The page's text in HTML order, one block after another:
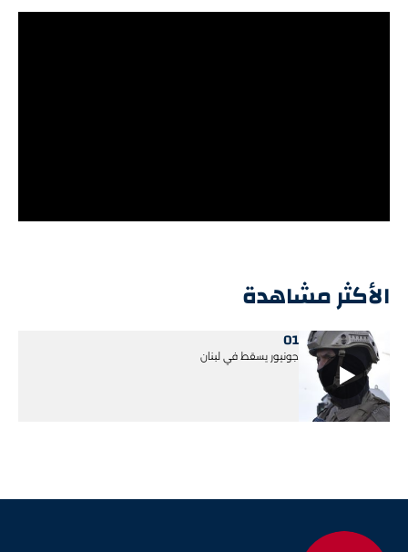
الأكثر مشاهدة
01
جونيور يسقط في لبنان